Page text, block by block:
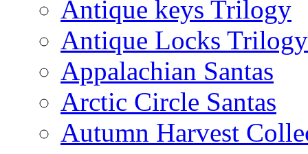
Antique keys Trilogy
Antique Locks Trilogy
Appalachian Santas
Arctic Circle Santas
Autumn Harvest